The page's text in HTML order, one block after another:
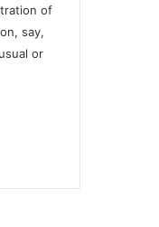
of
say,
or